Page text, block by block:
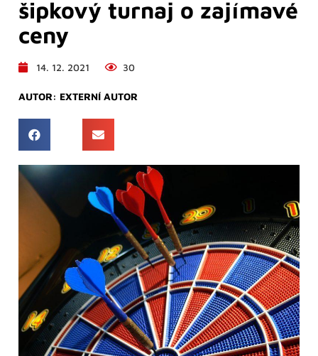
šipkový turnaj o zajímavé
ceny
14. 12. 2021 30
AUTOR: EXTERNÍ AUTOR